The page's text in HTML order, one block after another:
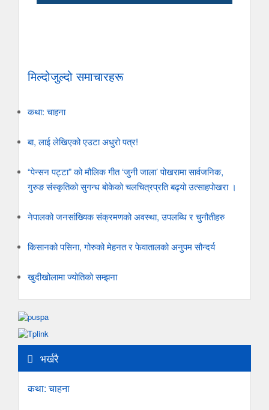
मिल्दोजुल्दो समाचारहरू
कथा: चाहना
बा, लाई लेखिएको एउटा अधुरो पत्र!
“पेन्सन पट्टा” को मौलिक गीत ‘जुनी जाला’ पोखरामा सार्वजनिक,
गुरुङ संस्कृतिको सुगन्ध बोकेको चलचित्रप्रति बढ्यो उत्साहपोखरा ।
नेपालको जनसांख्यिक संक्रमणको अवस्था, उपलब्धि र चुनौतीहरु
किसानको पसिना, गोरुको मेहनत र फेवातालको अनुपम सौन्दर्य
खुदीखोलामा ज्योतिको सम्झना
भर्खरै
कथा: चाहना